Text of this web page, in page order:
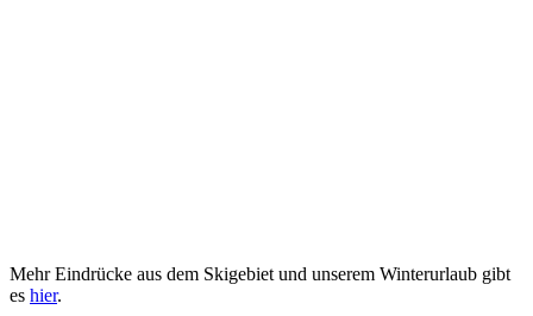
Mehr Eindrücke aus dem Skigebiet und unserem Winterurlaub gibt
es hier.